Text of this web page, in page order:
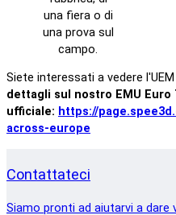
una fiera o di
una prova sul
campo.
Siete interessati a vedere
dettagli sul nostro EMU
ufficiale: https://
across-europe
Contattateci
Siamo pronti ad aiutarvi a dare